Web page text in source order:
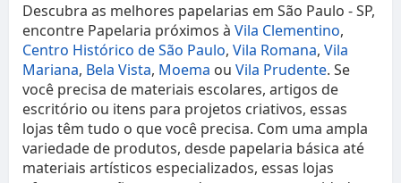
Descubra as melhores papelarias em São Paulo - SP,
encontre Papelaria próximos à Vila Clementino,
Centro Histórico de São Paulo, Vila Romana, Vila
Mariana, Bela Vista, Moema ou Vila Prudente. Se
você precisa de materiais escolares, artigos de
escritório ou itens para projetos criativos, essas
lojas têm tudo o que você precisa. Com uma ampla
variedade de produtos, desde papelaria básica até
materiais artísticos especializados, essas lojas